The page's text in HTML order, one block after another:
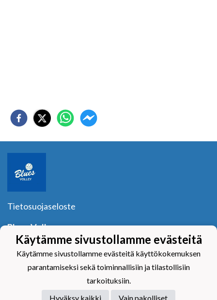
Tietosuojaseloste
Blues Volley ry
Y-tunnus:1040601-2
Yhteystiedot
Käytämme sivustollamme evästeitä
Käytämme sivustollamme evästeitä käyttökokemuksen
parantamiseksi sekä toiminnallisiin ja tilastollisiin
tarkoituksiin.
Hyväksy kaikki
Vain pakolliset